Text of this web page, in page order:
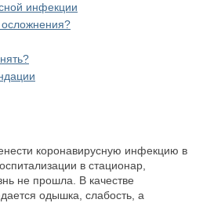
инфекции
коронавирусную инфекцию в
в стационар,
не прошла. В качестве
одышка, слабость, а